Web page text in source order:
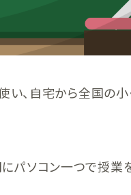
、自宅から全国の
パソコン一つで授